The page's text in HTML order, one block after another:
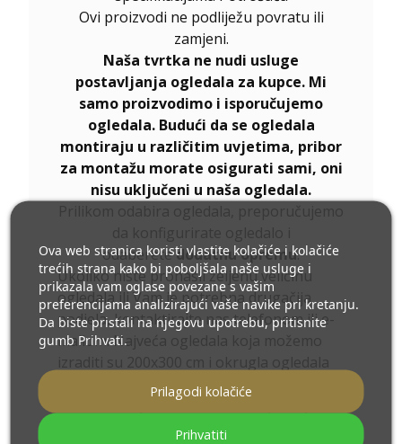
Ovi proizvodi ne podliježu povratu ili
zamjeni.
Naša tvrtka ne nudi usluge
postavljanja ogledala za kupce. Mi
samo proizvodimo i isporučujemo
ogledala. Budući da se ogledala
montiraju u različitim uvjetima, pribor
za montažu morate osigurati sami, oni
nisu uključeni u naša ogledala.
odaberetedodatnu opremu.
Ukoliko niste pronašli željenu veličinu
ogledala ili Vam je potrebna drugačija
podjela, kontaktirajte nas telefonom ili e-
mailom. Najveća ogledala koja možemo
promjera 200 cm. Ogledala izrađujemo po
individualnoj narudžbi. Molimo pošaljite
svoj upit zajedno s projektom na e-
Ova web stranica koristi vlastite kolačiće i kolačiće
trećih strana kako bi poboljšala naše usluge i
prikazala vam oglase povezane s vašim
preferencijama analizirajući vaše navike pri kretanju.
Da biste pristali na njegovu upotrebu, pritisnite
gumb Prihvati.
Prilagodi kolačiće
Prihvatiti